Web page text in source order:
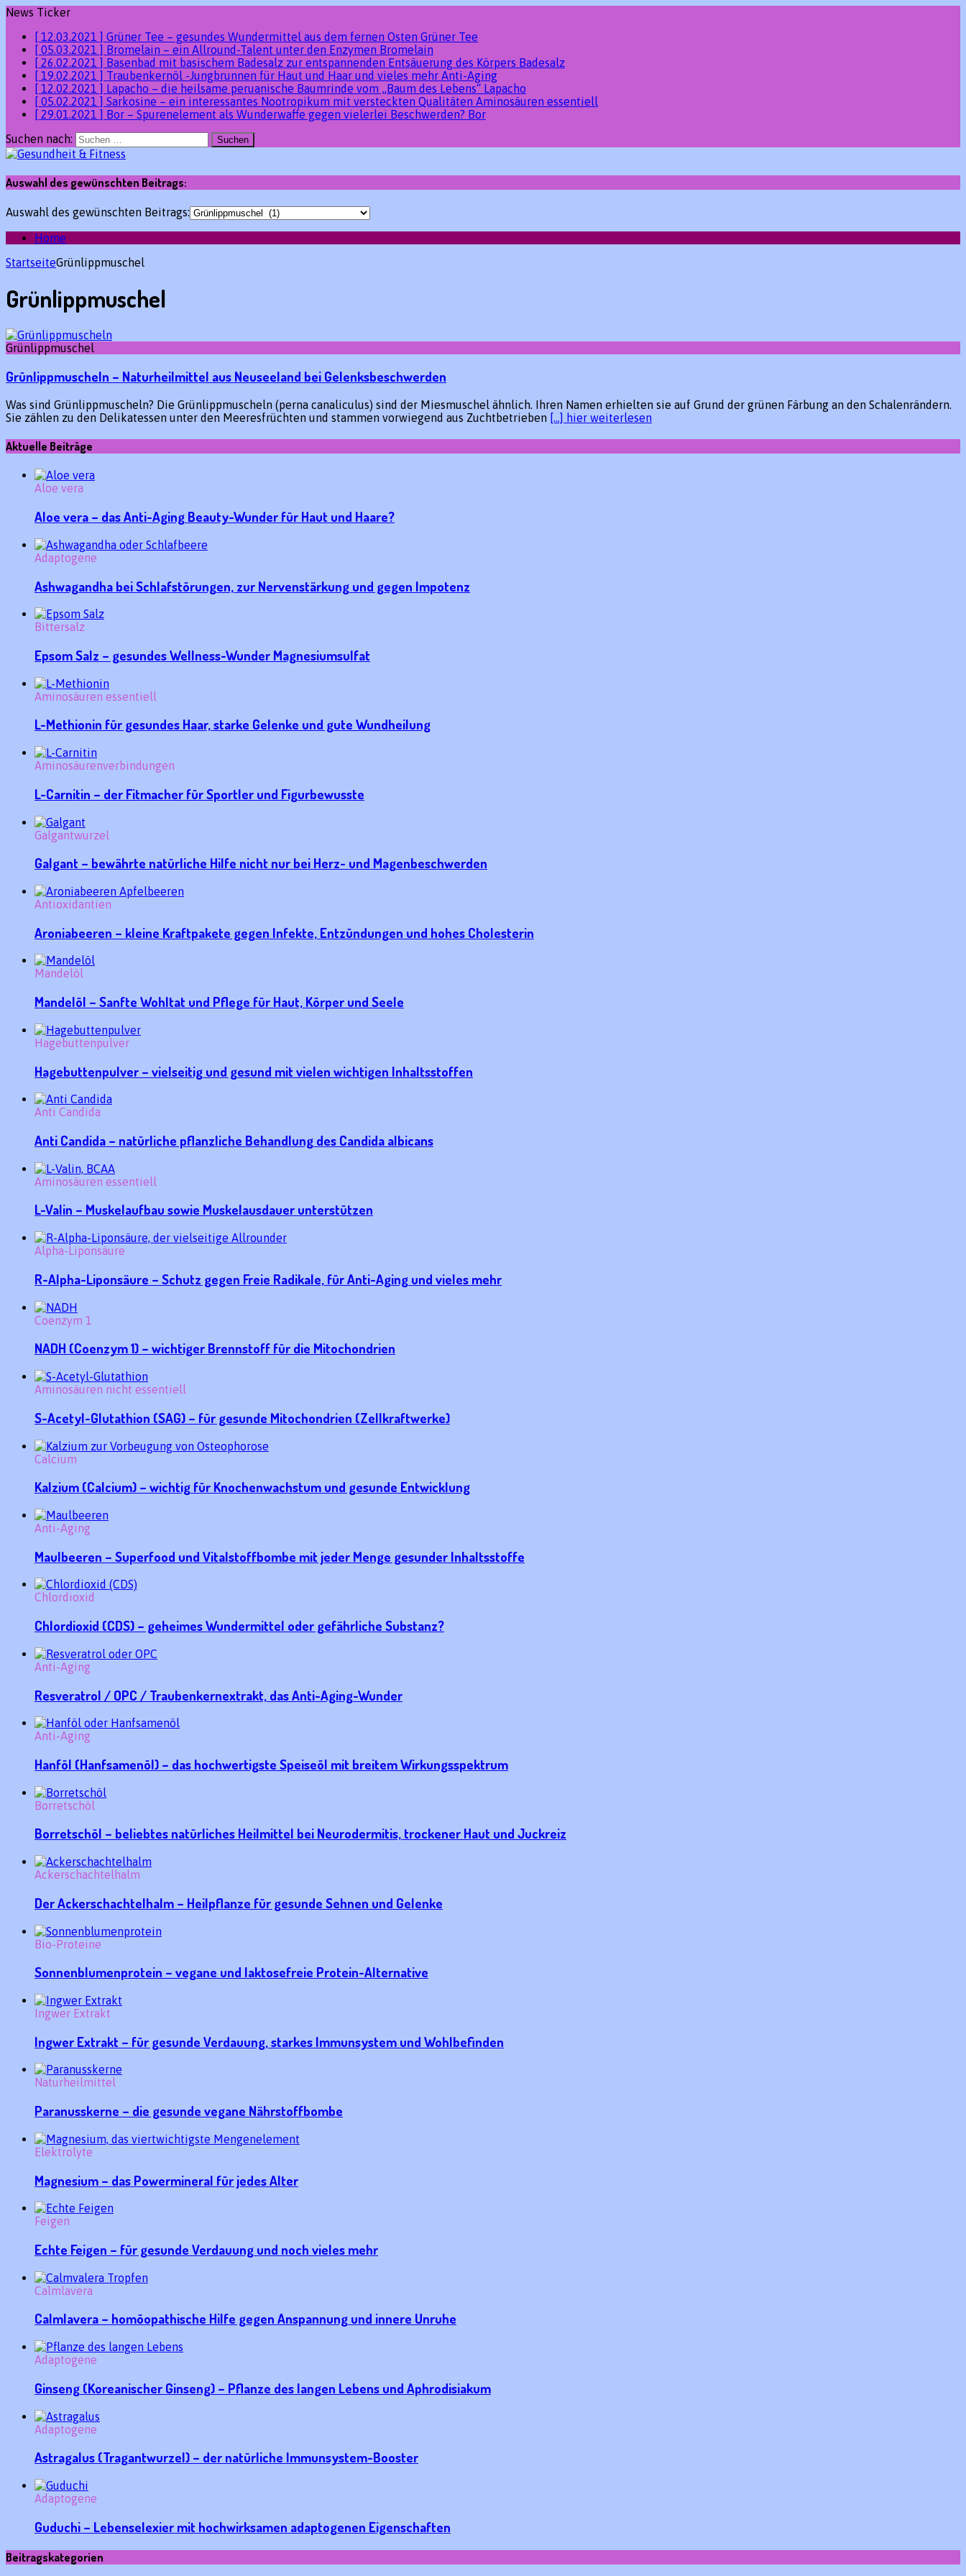
News Ticker
[ 12.03.2021 ] Grüner Tee – gesundes Wundermittel aus dem fernen Osten Grüner Tee
[ 05.03.2021 ] Bromelain – ein Allround-Talent unter den Enzymen Bromelain
[ 26.02.2021 ] Basenbad mit basischem Badesalz zur entspannenden Entsäuerung des Körpers Badesalz
[ 19.02.2021 ] Traubenkernöl -Jungbrunnen für Haut und Haar und vieles mehr Anti-Aging
[ 12.02.2021 ] Lapacho – die heilsame peruanische Baumrinde vom „Baum des Lebens“ Lapacho
[ 05.02.2021 ] Sarkosine – ein interessantes Nootropikum mit versteckten Qualitäten Aminosäuren essentiell
[ 29.01.2021 ] Bor – Spurenelement als Wunderwaffe gegen vielerlei Beschwerden? Bor
Suchen nach:
Auswahl des gewünschten Beitrags:
Auswahl des gewünschten Beitrags:
Home
StartseiteGrünlippmuschel
Grünlippmuschel
Grünlippmuschel
Grünlippmuscheln – Naturheilmittel aus Neuseeland bei Gelenksbeschwerden
Was sind Grünlippmuscheln? Die Grünlippmuscheln (perna canaliculus) sind der Miesmuschel ähnlich. Ihren Namen erhielten sie auf Grund der grünen Färbung an den Schalenrändern.
Sie zählen zu den Delikatessen unter den Meeresfrüchten und stammen vorwiegend aus Zuchtbetrieben […] hier weiterlesen
Aktuelle Beiträge
Aloe vera
Aloe vera – das Anti-Aging Beauty-Wunder für Haut und Haare?
Adaptogene
Ashwagandha bei Schlafstörungen, zur Nervenstärkung und gegen Impotenz
Bittersalz
Epsom Salz – gesundes Wellness-Wunder Magnesiumsulfat
Aminosäuren essentiell
L-Methionin für gesundes Haar, starke Gelenke und gute Wundheilung
Aminosäurenverbindungen
L-Carnitin – der Fitmacher für Sportler und Figurbewusste
Galgantwurzel
Galgant – bewährte natürliche Hilfe nicht nur bei Herz- und Magenbeschwerden
Antioxidantien
Aroniabeeren – kleine Kraftpakete gegen Infekte, Entzündungen und hohes Cholesterin
Mandelöl
Mandelöl – Sanfte Wohltat und Pflege für Haut, Körper und Seele
Hagebuttenpulver
Hagebuttenpulver – vielseitig und gesund mit vielen wichtigen Inhaltsstoffen
Anti Candida
Anti Candida – natürliche pflanzliche Behandlung des Candida albicans
Aminosäuren essentiell
L-Valin – Muskelaufbau sowie Muskelausdauer unterstützen
Alpha-Liponsäure
R-Alpha-Liponsäure – Schutz gegen Freie Radikale, für Anti-Aging und vieles mehr
Coenzym 1
NADH (Coenzym 1) – wichtiger Brennstoff für die Mitochondrien
Aminosäuren nicht essentiell
S-Acetyl-Glutathion (SAG) – für gesunde Mitochondrien (Zellkraftwerke)
Calcium
Kalzium (Calcium) – wichtig für Knochenwachstum und gesunde Entwicklung
Anti-Aging
Maulbeeren – Superfood und Vitalstoffbombe mit jeder Menge gesunder Inhaltsstoffe
Chlordioxid
Chlordioxid (CDS) – geheimes Wundermittel oder gefährliche Substanz?
Anti-Aging
Resveratrol / OPC / Traubenkernextrakt, das Anti-Aging-Wunder
Anti-Aging
Hanföl (Hanfsamenöl) – das hochwertigste Speiseöl mit breitem Wirkungsspektrum
Borretschöl
Borretschöl – beliebtes natürliches Heilmittel bei Neurodermitis, trockener Haut und Juckreiz
Ackerschachtelhalm
Der Ackerschachtelhalm – Heilpflanze für gesunde Sehnen und Gelenke
Bio-Proteine
Sonnenblumenprotein – vegane und laktosefreie Protein-Alternative
Ingwer Extrakt
Ingwer Extrakt – für gesunde Verdauung, starkes Immunsystem und Wohlbefinden
Naturheilmittel
Paranusskerne – die gesunde vegane Nährstoffbombe
Elektrolyte
Magnesium – das Powermineral für jedes Alter
Feigen
Echte Feigen – für gesunde Verdauung und noch vieles mehr
Calmlavera
Calmlavera – homöopathische Hilfe gegen Anspannung und innere Unruhe
Adaptogene
Ginseng (Koreanischer Ginseng) – Pflanze des langen Lebens und Aphrodisiakum
Adaptogene
Astragalus (Tragantwurzel) – der natürliche Immunsystem-Booster
Adaptogene
Guduchi – Lebenselexier mit hochwirksamen adaptogenen Eigenschaften
Beitragskategorien